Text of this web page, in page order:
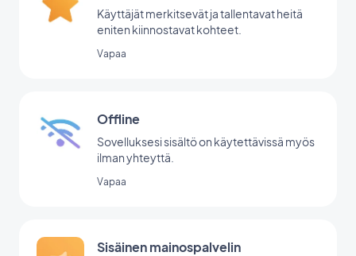
Käyttäjät merkitsevät ja tallentavat heitä
eniten kiinnostavat kohteet.
Vapaa
Offline
Sovelluksesi sisältö on käytettävissä myös
ilman yhteyttä.
Vapaa
Sisäinen mainospalvelin